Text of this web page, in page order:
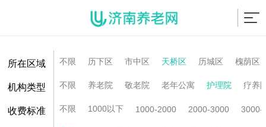
所在区域 不限 历下区 市中区 天桥区 历城区 槐荫区
机构类型 不限 养老院 敬老院 老年公寓 护理院 疗养
收费标准 不限 1000以下 1000-2000 2000-3000 3000-